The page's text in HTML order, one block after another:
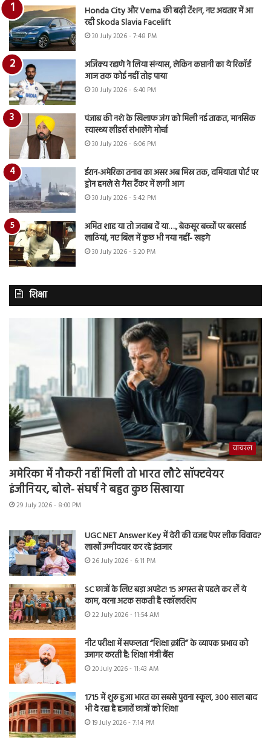
Honda City और Verna की बढ़ी टेंशन, नए अवतार में आ
रही Skoda Slavia Facelift
30 July 2026 - 7:48 PM
अजिंक्य रहाणे ने लिया संन्यास, लेकिन कप्तानी का ये रिकॉर्ड
आज तक कोई नहीं तोड़ पाया
30 July 2026 - 6:40 PM
पंजाब की नशे के खिलाफ जंग को मिली नई ताकत, मानसिक
स्वास्थ्य लीडर्स संभालेंगे मोर्चा
30 July 2026 - 6:06 PM
ईरान-अमेरिका तनाव का असर अब मिस्र तक, दमियाता पोर्ट पर
ड्रोन हमले से गैस टैंकर में लगी आग
30 July 2026 - 5:42 PM
अमित शाह या तो जवाब दें या…., बेकसूर बच्चों पर बरसाई
लाठियां, नए बिल में कुछ भी नया नहीं- खड़गे
30 July 2026 - 5:20 PM
शिक्षा
वायरल
अमेरिका में नौकरी नहीं मिली तो भारत लौटे सॉफ्टवेयर
इंजीनियर, बोले- संघर्ष ने बहुत कुछ सिखाया
29 July 2026 - 8:00 PM
UGC NET Answer Key में देरी की वजह पेपर लीक विवाद?
लाखों उम्मीदवार कर रहे इंतजार
26 July 2026 - 6:11 PM
SC छात्रों के लिए बड़ा अपडेट! 15 अगस्त से पहले कर लें ये
काम, वरना अटक सकती है स्कॉलरशिप
22 July 2026 - 11:54 AM
नीट परीक्षा में सफलता “शिक्षा क्रांति” के व्यापक प्रभाव को
उजागर करती है: शिक्षा मंत्री बैंस
20 July 2026 - 11:43 AM
1715 में शुरू हुआ भारत का सबसे पुराना स्कूल, 300 साल बाद
भी दे रहा है हजारों छात्रों को शिक्षा
19 July 2026 - 7:14 PM